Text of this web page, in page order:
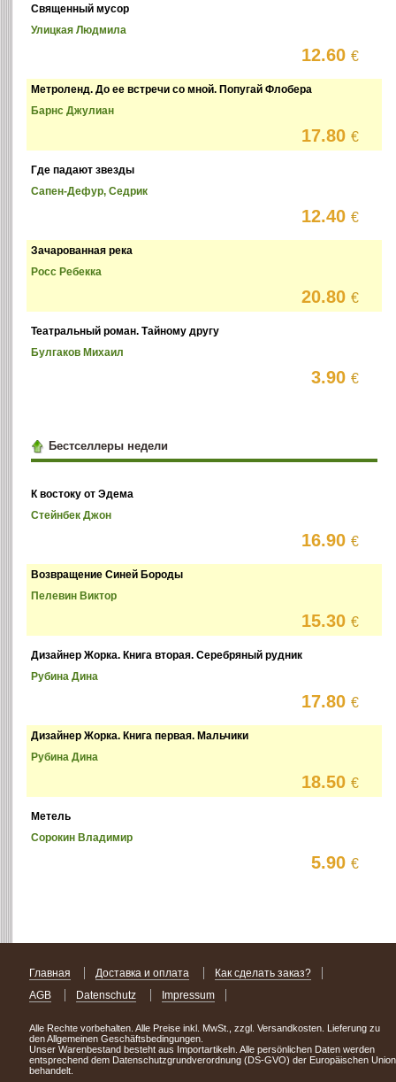
Священный мусор
Улицкая Людмила
12.60€
Метроленд. До ее встречи со мной. Попугай Флобера
Барнс Джулиан
17.80€
Где падают звезды
Сапен-Дефур, Седрик
12.40€
Зачарованная река
Росс Ребекка
20.80€
Театральный роман. Тайному другу
Булгаков Михаил
3.90€
Бестселлеры недели
К востоку от Эдема
Стейнбек Джон
16.90€
Возвращение Синей Бороды
Пелевин Виктор
15.30€
Дизайнер Жорка. Книга вторая. Серебряный рудник
Рубина Дина
17.80€
Дизайнер Жорка. Книга первая. Мальчики
Рубина Дина
18.50€
Метель
Сорокин Владимир
5.90€
Главная Доставка и оплата
Как сделать заказ?
AGB
Datenschutz Impressum
Alle Rechte vorbehalten. Alle Preise inkl. MwSt., zzgl. Versandkosten. Lieferung zu
den Allgemeinen Geschäftsbedingungen.
Unser Warenbestand besteht aus Importartikeln. Alle persönlichen Daten werden
entsprechend dem Datenschutzgrundverordnung (DS-GVO) der Europäischen Union
behandelt.